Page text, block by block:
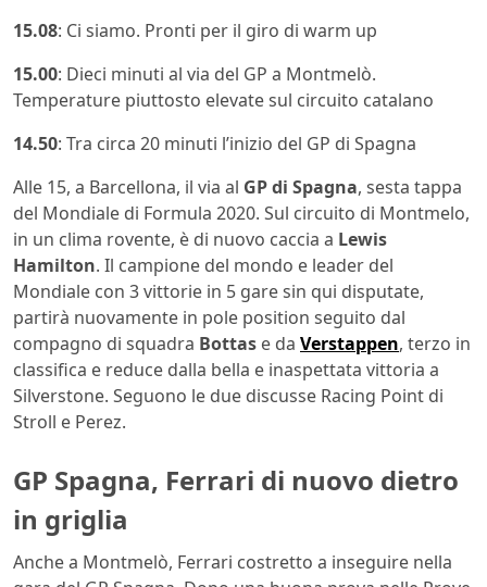
15.08: Ci siamo. Pronti per il giro di warm up
15.00: Dieci minuti al via del GP a Montmelò.
Temperature piuttosto elevate sul circuito catalano
14.50: Tra circa 20 minuti l’inizio del GP di Spagna
Alle 15, a Barcellona, il via al GP di Spagna, sesta tappa
del Mondiale di Formula 2020. Sul circuito di Montmelo,
in un clima rovente, è di nuovo caccia a Lewis
Hamilton. Il campione del mondo e leader del
Mondiale con 3 vittorie in 5 gare sin qui disputate,
partirà nuovamente in pole position seguito dal
compagno di squadra Bottas e da Verstappen, terzo in
classifica e reduce dalla bella e inaspettata vittoria a
Silverstone. Seguono le due discusse Racing Point di
Stroll e Perez.
GP Spagna, Ferrari di nuovo dietro
in griglia
Anche a Montmelò, Ferrari costretto a inseguire nella